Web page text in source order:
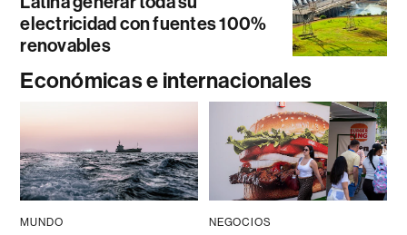
electricidad con fuentes 100%
renovables
Económicas e internacionales
MUNDO NEGOCIOS